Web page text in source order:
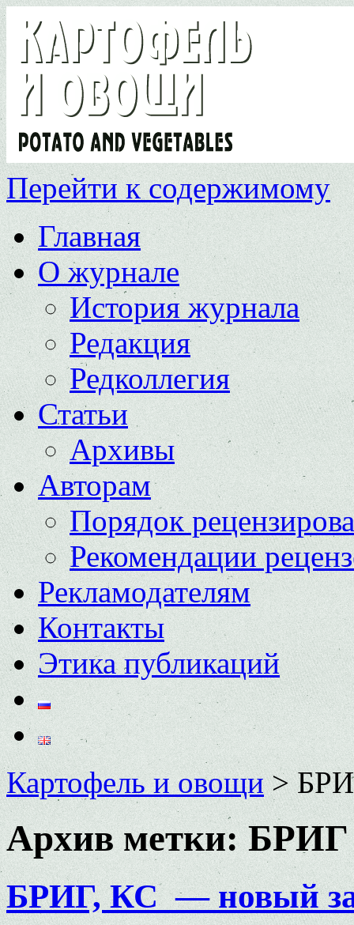
Перейти к содержимому
Главная
О журнале
История журнала
Редакция
Редколлегия
Статьи
Архивы
Авторам
Порядок
Рекомендации
Рекламодателям
Контакты
Этика публикаций
Картофель и овощи>
Архив метки:БРИГ
БРИГ, КС — новый